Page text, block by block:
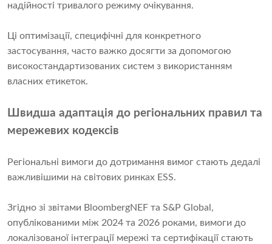
надійності тривалого режиму очікування.
Ці оптимізації, специфічні для конкретного
застосування, часто важко досягти за допомогою
високостандартизованих систем з використанням
власних етикеток.
Швидша адаптація до регіональних правил та
мережевих кодексів
Регіональні вимоги до дотримання вимог стають дедалі
важливішими на світових ринках ESS.
Згідно зі звітами BloombergNEF та S&P Global,
опублікованими між 2024 та 2026 роками, вимоги до
локалізованої інтеграції мережі та сертифікації стають